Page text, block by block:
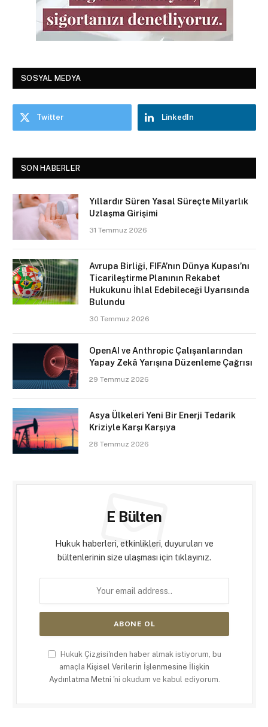
SOSYAL MEDYA
Twitter LinkedIn
SON HABERLER
Yıllardır Süren Yasal Süreçte Milyarlık
Uzlaşma Girişimi
31 Temmuz 2026
Avrupa Birliği, FIFA’nın Dünya Kupası’nı
Ticarileştirme Planının Rekabet
Hukukunu İhlal Edebileceği Uyarısında
Bulundu
30 Temmuz 2026
OpenAI ve Anthropic Çalışanlarından
Yapay Zekâ Yarışına Düzenleme Çağrısı
29 Temmuz 2026
Asya Ülkeleri Yeni Bir Enerji Tedarik
Kriziyle Karşı Karşıya
28 Temmuz 2026
E Bülten
Hukuk haberleri, etkinlikleri, duyuruları ve
bültenlerinin size ulaşması için tıklayınız.
Hukuk Çizgisi'nden haber almak istiyorum, bu
amaçla Kişisel Verilerin İşlenmesine İlişkin
Aydınlatma Metni 'ni okudum ve kabul ediyorum.